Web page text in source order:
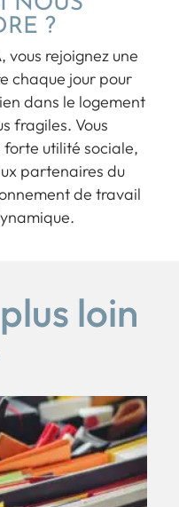
?
vous rejoignez une
chaque jour pour
dans le logement
fragiles. Vous
utilité sociale,
partenaires du
de travail
loin